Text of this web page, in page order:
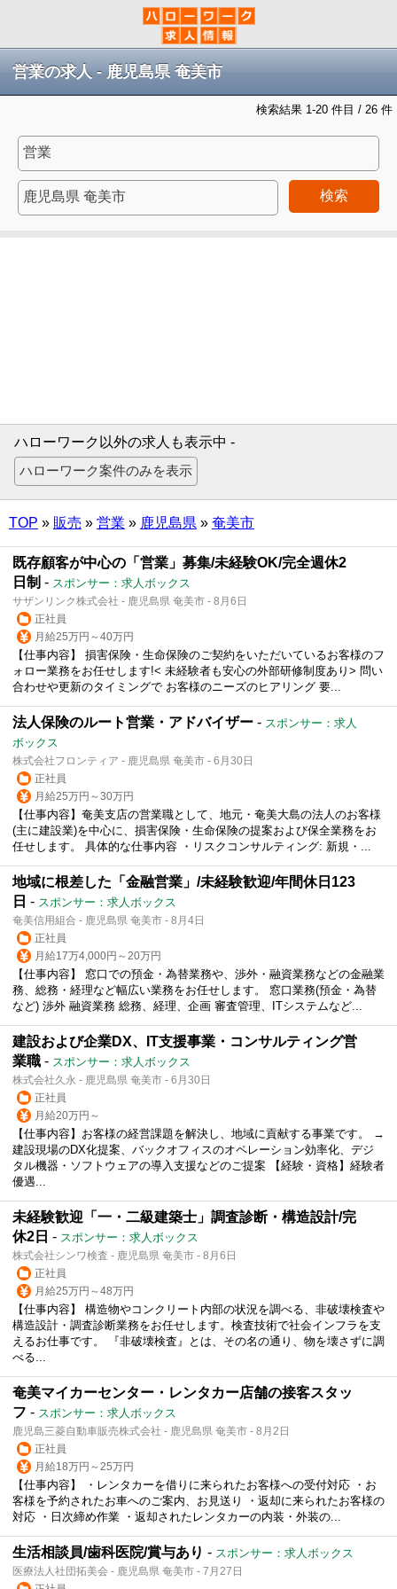
営業の求人 - 鹿児島県 奄美市
検索結果 1-20 件目 / 26 件
検索
ハローワーク以外の求人も表示中 -
TOP » 販売 » 営業 » 鹿児島県 » 奄美市
既存顧客が中心の「営業」募集/未経験OK/完全週休2
日制 - スポンサー：求人ボックス
サザンリンク株式会社 - 鹿児島県 奄美市 - 8月6日
正社員
月給25万円～40万円
【仕事内容】 損害保険・生命保険のご契約をいただいているお客様のフ
ォロー業務をお任せします!< 未経験者も安心の外部研修制度あり> 問い
合わせや更新のタイミングで お客様のニーズのヒアリング 要...
法人保険のルート営業・アドバイザー - スポンサー：求人
ボックス
株式会社フロンティア - 鹿児島県 奄美市 - 6月30日
正社員
月給25万円～30万円
【仕事内容】奄美支店の営業職として、地元・奄美大島の法人のお客様
(主に建設業)を中心に、損害保険・生命保険の提案および保全業務をお
任せします。 具体的な仕事内容 ・リスクコンサルティング: 新規・...
地域に根差した「金融営業」/未経験歓迎/年間休日123
日 - スポンサー：求人ボックス
奄美信用組合 - 鹿児島県 奄美市 - 8月4日
正社員
月給17万4,000円～20万円
【仕事内容】 窓口での預金・為替業務や、渉外・融資業務などの金融業
務、総務・経理など幅広い業務をお任せします。 窓口業務(預金・為替
など) 渉外 融資業務 総務、経理、企画 審査管理、ITシステムなど...
建設および企業DX、IT支援事業・コンサルティング営
業職 - スポンサー：求人ボックス
株式会社久永 - 鹿児島県 奄美市 - 6月30日
正社員
月給20万円～
【仕事内容】お客様の経営課題を解決し、地域に貢献する事業です。 →
建設現場のDX化提案、バックオフィスのオペレーション効率化、デジ
タル機器・ソフトウェアの導入支援などのご提案 【経験・資格】経験者
優遇...
未経験歓迎「一・二級建築士」調査診断・構造設計/完
休2日 - スポンサー：求人ボックス
株式会社シンワ検査 - 鹿児島県 奄美市 - 8月6日
正社員
月給25万円～48万円
【仕事内容】 構造物やコンクリート内部の状況を調べる、非破壊検査や
構造設計・調査診断業務をお任せします。検査技術で社会インフラを支
えるお仕事です。 『非破壊検査』とは、その名の通り、物を壊さずに調
べる...
奄美マイカーセンター・レンタカー店舗の接客スタッ
フ - スポンサー：求人ボックス
鹿児島三菱自動車販売株式会社 - 鹿児島県 奄美市 - 8月2日
正社員
月給18万円～25万円
【仕事内容】 ・レンタカーを借りに来られたお客様への受付対応 ・お
客様を予約されたお車へのご案内、お見送り ・返却に来られたお客様の
対応 ・日次締め作業 ・返却されたレンタカーの内装・外装の...
生活相談員/歯科医院/賞与あり - スポンサー：求人ボックス
医療法人社団拓美会 - 鹿児島県 奄美市 - 7月27日